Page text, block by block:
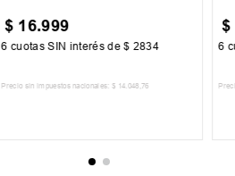
$ 16.999
6 cuotas SIN interés de$ 2834
Precio sin impuestos nacionales: $ 14.048 ,76
$
6